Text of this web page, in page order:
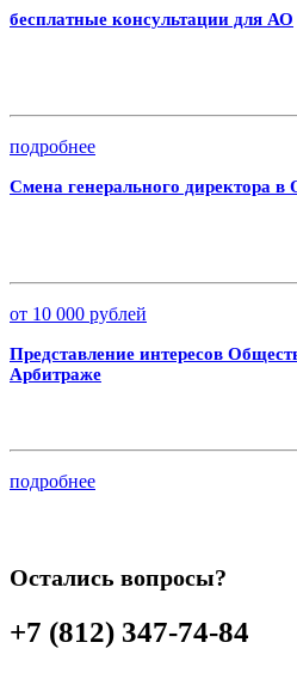
бесплатные консультации для АО
подробнее
Смена генерального директора
от 10 000 рублей
Представление интересов
Арбитраже
подробнее
Остались вопросы?
+7 (812) 347-74-84